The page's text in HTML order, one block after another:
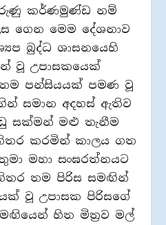
කර්ණමුණ්ඩ නම්
ගෙන මෙම දේශනාව
බුද්ධ ශාසනයෙහි
වූ උපාසකයෙක්
තම පන්සියයක් පමණ වූ
සමාන අදහස් ඇතිව
සක්මන් මළු තැනීම
කරමින් කාලය ගත
මහා සංඝරත්නයට
තම පිරිස සමඟින්
වූ උපාසක පිරිසගේ
හිත මිත්‍රව මල්